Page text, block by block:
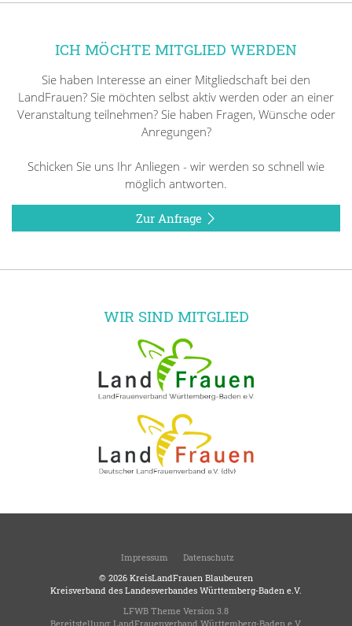
ICH MÖCHTE MITGLIED WERDEN
Sie haben Interesse an einer Mitgliedschaft bei den
LandFrauen? Sie möchten selbst aktiv werden oder an einer
Veranstaltung teilnehmen? Sie haben Fragen, Wünsche oder
Anregungen?
Schicken Sie uns Ihr Anliegen - wir werden so schnell wie
möglich antworten.
Zur Anfrage
WIR SIND MITGLIED
Impressum
Datenschutz
© 2026 KreisLandFrauen Blaubeuren
Kreisverband des Landesverbandes Württemberg-Baden e.V.
LFWB Theme Version 3.8
Bereitstellung: LandFrauenverband Württemberg-Baden e.V.